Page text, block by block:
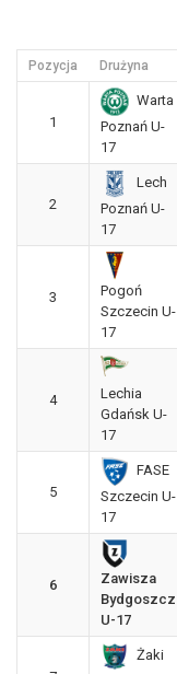
Pozycja Drużyna
1
Warta
Poznań U-
17
2
Lech
Poznań U-
17
3
Pogoń
Szczecin U-
17
4
Lechia
Gdańsk U-
17
5
FASE
Szczecin U-
17
6
Zawisza
Bydgoszcz
U-17
Żaki